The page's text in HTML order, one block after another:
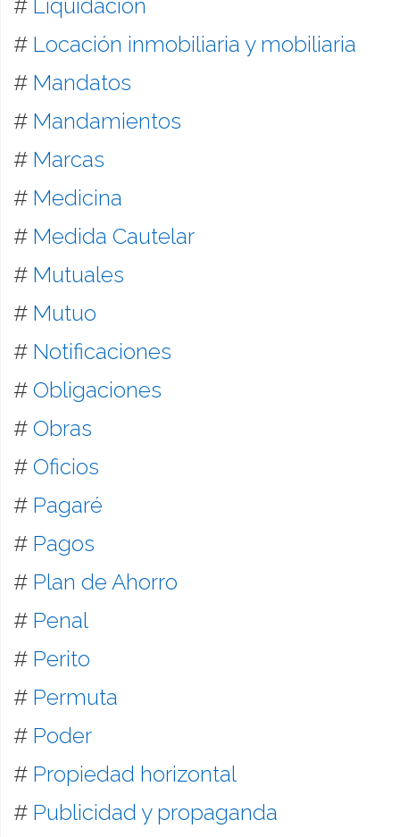
# Liquidación
# Locación inmobiliaria y mobiliaria
# Mandatos
# Mandamientos
# Marcas
# Medicina
# Medida Cautelar
# Mutuales
# Mutuo
# Notificaciones
# Obligaciones
# Obras
# Oficios
# Pagaré
# Pagos
# Plan de Ahorro
# Penal
# Perito
# Permuta
# Poder
# Propiedad horizontal
# Publicidad y propaganda